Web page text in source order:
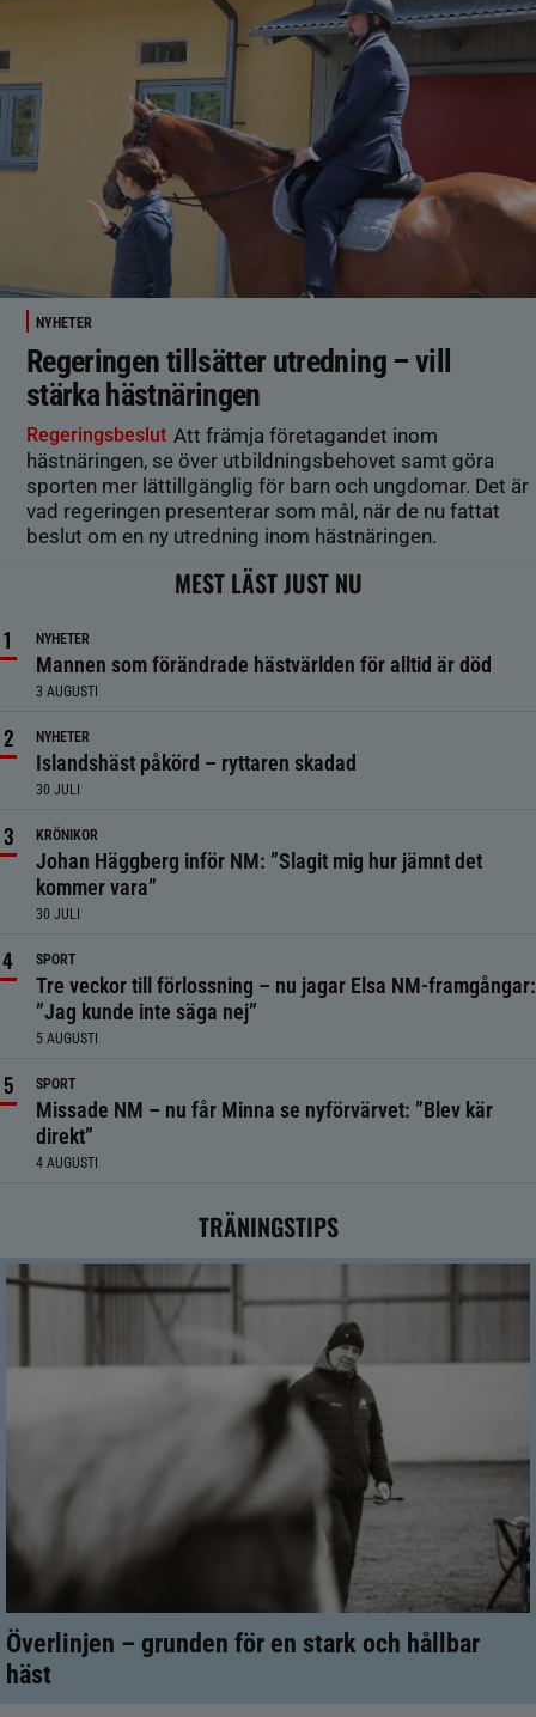
NYHETER
Regeringen tillsätter utredning – vill
stärka hästnäringen
Regeringsbeslut Att främja företagandet inom
hästnäringen, se över utbildningsbehovet samt göra
sporten mer lättillgänglig för barn och ungdomar. Det är
vad regeringen presenterar som mål, när de nu fattat
beslut om en ny utredning inom hästnäringen.
MEST LÄST JUST NU
NYHETER
Mannen som förändrade hästvärlden för alltid är död
3 AUGUSTI
NYHETER
Islandshäst påkörd – ryttaren skadad
30 JULI
KRÖNIKOR
Johan Häggberg inför NM: ”Slagit mig hur jämnt det
kommer vara”
30 JULI
SPORT
Tre veckor till förlossning – nu jagar Elsa NM-framgångar:
”Jag kunde inte säga nej”
5 AUGUSTI
SPORT
Missade NM – nu får Minna se nyförvärvet: ”Blev kär
direkt”
4 AUGUSTI
TRÄNINGSTIPS
Överlinjen – grunden för en stark och hållbar
häst